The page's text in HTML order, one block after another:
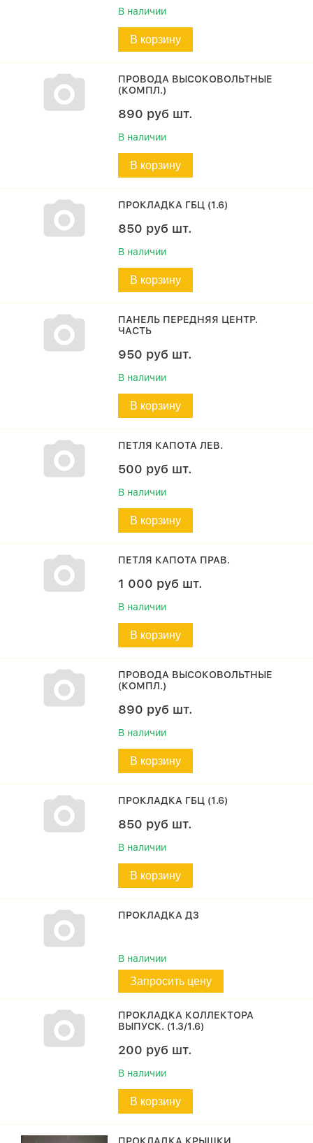
В наличии
В корзину
ПРОВОДА ВЫСОКОВОЛЬТНЫЕ
(КОМПЛ.)
890 руб шт.
В наличии
В корзину
ПРОКЛАДКА ГБЦ (1.6)
850 руб шт.
В наличии
В корзину
ПАНЕЛЬ ПЕРЕДНЯЯ ЦЕНТР.
ЧАСТЬ
950 руб шт.
В наличии
В корзину
ПЕТЛЯ КАПОТА ЛЕВ.
500 руб шт.
В наличии
В корзину
ПЕТЛЯ КАПОТА ПРАВ.
1 000 руб шт.
В наличии
В корзину
ПРОВОДА ВЫСОКОВОЛЬТНЫЕ
(КОМПЛ.)
890 руб шт.
В наличии
В корзину
ПРОКЛАДКА ГБЦ (1.6)
850 руб шт.
В наличии
В корзину
ПРОКЛАДКА ДЗ
В наличии
Запросить цену
ПРОКЛАДКА КОЛЛЕКТОРА
ВЫПУСК. (1.3/1.6)
200 руб шт.
В наличии
В корзину